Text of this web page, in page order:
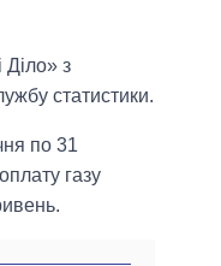
з
статистики.
по 31
газу